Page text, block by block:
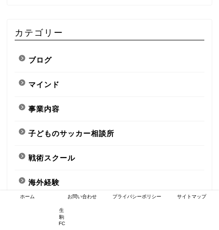
カテゴリー
ブログ
マインド
事業内容
子どものサッカー相談所
戦術スクール
海外経験
ホーム お問い合わせ
生
駒
FC
プライバシーポリシー サイトマップ